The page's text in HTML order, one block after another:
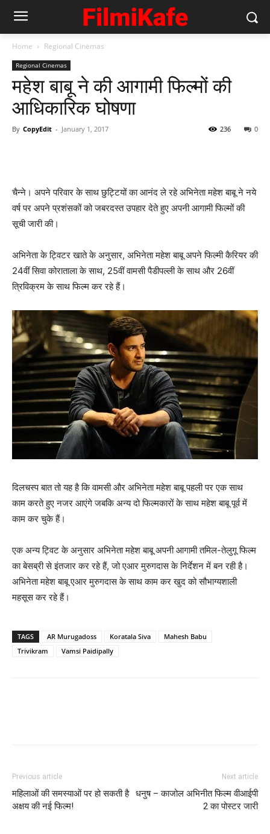
Home Regional Cinemas
Regional Cinemas
महेश बाबू ने की आगामी फिल्‍मों की
आधिकारिक घोषणा
By CopyEdit - January 1, 2017 0
236
चैन्‍ने। अपने परिवार के साथ छुट्टियों का आनंद ले रहे अभिनेता महेश बाबू ने नये
वर्ष पर अपने प्रशंसकों को जबरदस्‍त उपहार देते हुए अपनी आगामी फिल्‍मों की
सूची जारी की।
अभिनेता के ट्विटर खाते के अनुसार, अभिनेता महेश बाबू अपने फिल्‍मी कैरियर की
24वीं सिवा कोराताला के साथ, 25वीं वामसी पैडीपल्‍ली के साथ और 26वीं
त्रिविक्रम के साथ फिल्‍म कर रहे हैं।
दिलचस्‍प बात तो यह है कि वामसी और अभिनेता महेश बाबू पहली पर एक साथ
काम करते हुए नजर आएंगे जबकि अन्‍य दो फिल्‍मकारों के साथ महेश बाबू पूर्व में
काम कर चुके हैं।
एक अन्‍य ट्विट के अनुसार अभिनेता महेश बाबू अपनी आगामी तमिल-तेलुगू फिल्म
का बेसब्री से इंतजार कर रहे हैं, जो एआर मुरुगदास के निर्देशन में बन रही है।
अभिनेता महेश बाबू एआर मुरुगदास के साथ काम कर खुद को सौभाग्‍यशाली
महसूस कर रहे हैं।
TAGS AR Murugadoss Koratala Siva
Mahesh Babu
Trivikram
Vamsi Paidipally
Previous article
महिलाओं की समस्‍याओं पर हो सकती है
अक्षय की नई फिल्‍म!
Next article
धनुष – काजोल अभिनीत फिल्‍म वीआईपी
2 का पोस्‍टर जारी